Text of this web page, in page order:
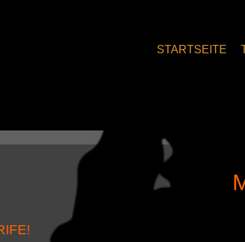
STARTSEITE